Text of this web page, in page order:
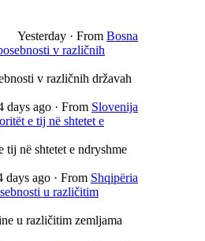
Yesterday · From Bosna
v različnih
v različnih državah
days ago · From Slovenija
e tij në shtetet e
tij në shtetet e ndryshme
days ago · From Shqipëria
u različitim
u različitim zemljama